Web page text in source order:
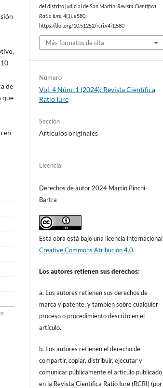
de
que
en
del distrito judicial de San Martín.Revista Científica
Ratio Iure ,4(1), e580.
https://doi.org/10.51252/rcri.v4i1.580
Más formatos de cita
Número
Vol. 4 Núm. 1 (2024): Revista Científica
Ratio Iure
Sección
Artículos originales
Licencia
Derechos de autor 2024 Martín Pinchi-
Bartra
Esta obra está bajo una licencia internacional
Creative Commons Atribución 4.0.
Los autores retienen sus derechos:
a. Los autores retienen sus derechos de
marca y patente, y tambien sobre cualquier
proceso o procedimiento descrito en el
artículo.
b. Los autores retienen el derecho de
compartir, copiar, distribuir, ejecutar y
comunicar públicamente el articulo publicado
en la Revista Científica Ratio Iure (RCRI) (por